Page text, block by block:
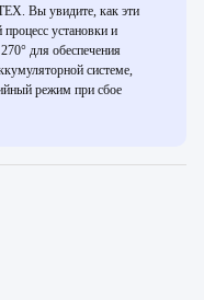
Вы увидите, как эти
установки и
для обеспечения
системе,
режим при сбое